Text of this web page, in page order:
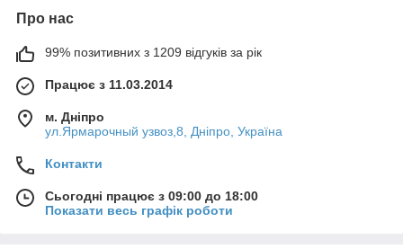
Про нас
99% позитивних з 1209 відгуків за рік
Працює з 11.03.2014
м. Дніпро
ул.Ярмарочный узвоз,8, Дніпро, Україна
Контакти
Сьогодні працює з 09:00 до 18:00
Показати весь графік роботи